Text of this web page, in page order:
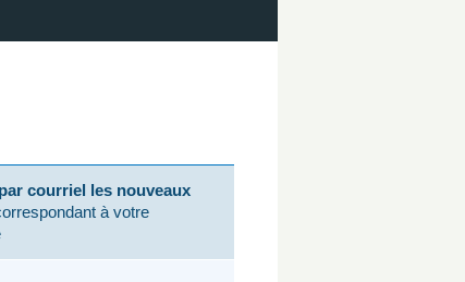
courriel les nouveaux
à votre